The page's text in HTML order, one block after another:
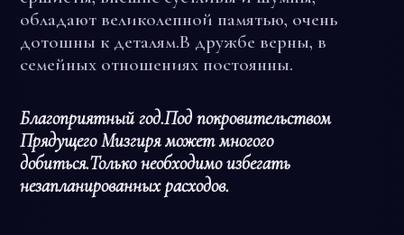
обладают великолепной памятью, очень
дотошны к деталям.В дружбе верны, в
семейных отношениях постоянны.
Благоприятный год.Под покровительством
Прядущего Мизгиря может многого
добиться.Только необходимо избегать
незапланированных расходов.